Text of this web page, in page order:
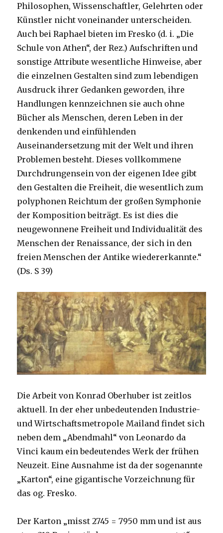
Philosophen, Wissenschaftler, Gelehrten oder
Künstler nicht voneinander unterscheiden.
Auch bei Raphael bieten im Fresko (d. i. „Die
Schule von Athen“, der Rez.) Aufschriften und
sonstige Attribute wesentliche Hinweise, aber
die einzelnen Gestalten sind zum lebendigen
Ausdruck ihrer Gedanken geworden, ihre
Handlungen kennzeichnen sie auch ohne
Bücher als Menschen, deren Leben in der
denkenden und einfühlenden
Auseinandersetzung mit der Welt und ihren
Problemen besteht. Dieses vollkommene
Durchdrungensein von der eigenen Idee gibt
den Gestalten die Freiheit, die wesentlich zum
polyphonen Reichtum der großen Symphonie
der Komposition beiträgt. Es ist dies die
neugewonnene Freiheit und Individualität des
Menschen der Renaissance, der sich in den
freien Menschen der Antike wiedererkannte.“
(Ds. S 39)
Die Arbeit von Konrad Oberhuber ist zeitlos
aktuell. In der eher unbedeutenden Industrie-
und Wirtschaftsmetropole Mailand findet sich
neben dem „Abendmahl“ von Leonardo da
Vinci kaum ein bedeutendes Werk der frühen
Neuzeit. Eine Ausnahme ist da der sogenannte
„Karton“, eine gigantische Vorzeichnung für
das og. Fresko.
Der Karton „misst 2745 = 7950 mm und ist aus